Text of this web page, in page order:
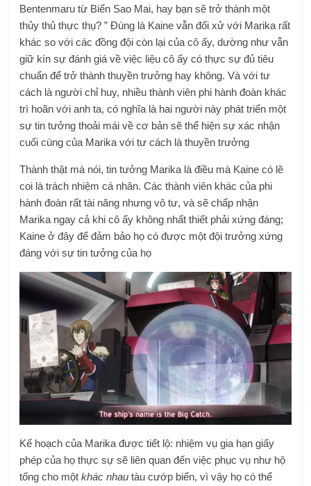
Bentenmaru từ Biển Sao Mai, hay bạn sẽ trở thành một
thủy thủ thực thụ? ” Đúng là Kaine vẫn đối xử với Marika rất
khác so với các đồng đội còn lại của cô ấy, dường như vẫn
giữ kín sự đánh giá về việc liệu cô ấy có thực sự đủ tiêu
chuẩn để trở thành thuyền trưởng hay không. Và với tư
cách là người chỉ huy, nhiều thành viên phi hành đoàn khác
trì hoãn với anh ta, có nghĩa là hai người này phát triển một
sự tin tưởng thoải mái về cơ bản sẽ thể hiện sự xác nhận
cuối cùng của Marika với tư cách là thuyền trưởng
Thành thật mà nói, tin tưởng Marika là điều mà Kaine có lẽ
coi là trách nhiệm cá nhân. Các thành viên khác của phi
hành đoàn rất tài năng nhưng vô tư, và sẽ chấp nhận
Marika ngay cả khi cô ấy không nhất thiết phải xứng đáng;
Kaine ở đây để đảm bảo họ có được một đội trưởng xứng
đáng với sự tin tưởng của họ
Kế hoạch của Marika được tiết lộ: nhiệm vụ gia hạn giấy
phép của họ thực sự sẽ liên quan đến việc phục vụ như hộ
tống cho mộtkhác nhau tàu cướp biển, vì vậy họ có thể